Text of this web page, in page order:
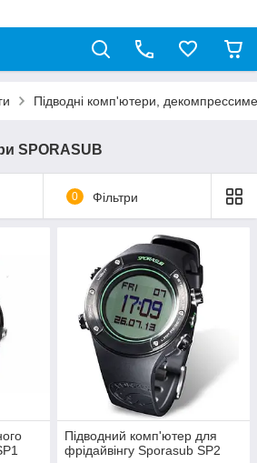
Підводні комп'ютери,
SPORASUB
0 Фільтри
Підводний комп'ютер для
фрідайвінгу Sporasub SP2